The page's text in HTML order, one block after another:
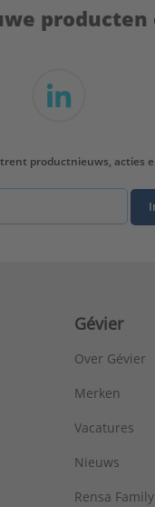
productnieuws, acties
Gévier
Over Gévier
Merken
Vacatures
Nieuws
Rensa Family